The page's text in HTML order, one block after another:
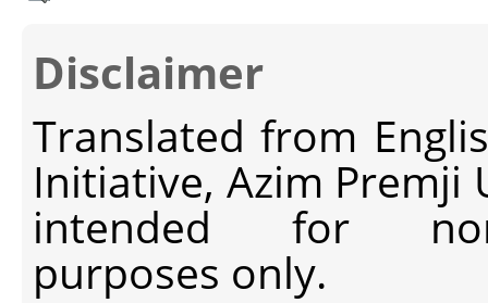
Disclaimer
Translated from
Initiative, Azim Premji
intended for non-
purposes only.